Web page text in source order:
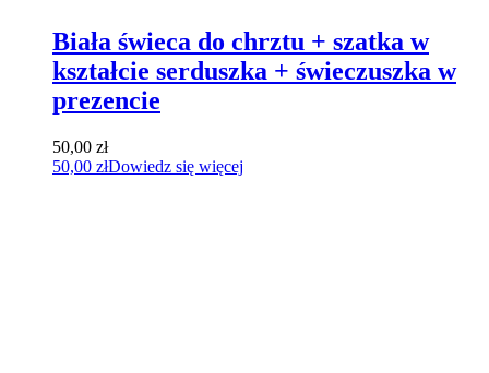
Biała świeca do chrztu + szatka w
kształcie serduszka + świeczuszka w
prezencie
50,00 zł
50,00 złDowiedz się więcej